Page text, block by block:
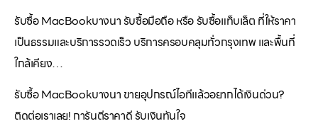
รับซื้อ MacBookบางนา รับซื้อมือถือ หรือ รับซื้อแท็บเล็ต ที่ให้ราคา
เป็นธรรมและบริการรวดเร็ว บริการครอบคลุมทั่วกรุงเทพ และพื้นที่
ใกล้เคียง…
รับซื้อ MacBookบางนา ขายอุปกรณ์ไอทีแล้วอยากได้เงินด่วน?
ติดต่อเราเลย! การันตีราคาดี รับเงินทันใจ